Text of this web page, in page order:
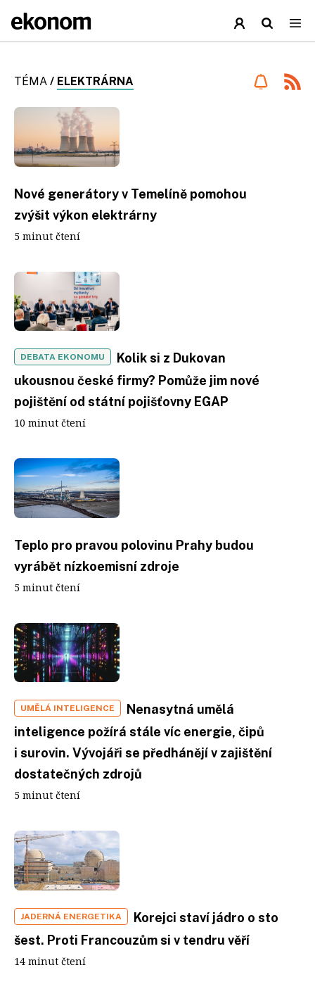
TÉMA / ELEKTRÁRNA
Nové generátory v Temelíně pomohou
zvýšit výkon elektrárny
5 minut čtení
DEBATA EKONOMU
Kolik si z Dukovan
ukousnou české firmy? Pomůže jim nové
pojištění od státní pojišťovny EGAP
10 minut čtení
Teplo pro pravou polovinu Prahy budou
vyrábět nízkoemisní zdroje
5 minut čtení
UMĚLÁ INTELIGENCE
Nenasytná umělá
inteligence požírá stále víc energie, čipů
i surovin. Vývojáři se předhánějí v zajištění
dostatečných zdrojů
5 minut čtení
JADERNÁ ENERGETIKA
Korejci staví jádro o sto
šest. Proti Francouzům si v tendru věří
14 minut čtení